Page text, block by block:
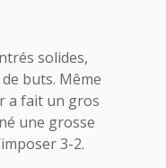
solides,
buts. Même
a fait un gros
une grosse
3-2.